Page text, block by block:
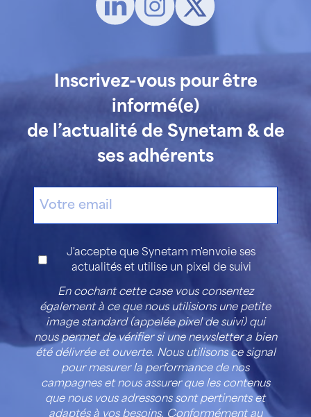
Inscrivez-vous pour être
informé(e)
de l’actualité de Synetam & de
ses adhérents
Consentement
J'accepte que Synetam m'envoie ses
actualités et utilise un pixel de suivi
En cochant cette case vous consentez
également à ce que nous utilisions une petite
image standard (appelée pixel de suivi) qui
nous permet de vérifier si une newsletter a bien
été délivrée et ouverte. Nous utilisons ce signal
pour mesurer la performance de nos
campagnes et nous assurer que les contenus
que nous vous adressons sont pertinents et
adaptés à vos besoins. Conformément au